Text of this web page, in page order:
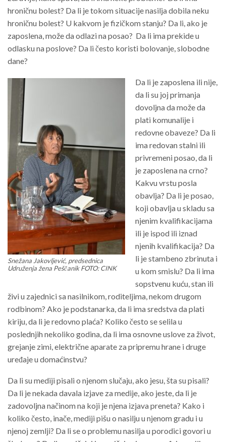
hroničnu bolest? Da li je tokom situacije nasilja dobila neku
hroničnu bolest? U kakvom je fizičkom stanju? Da li, ako je
zaposlena, može da odlazi na posao? Da li ima prekide u
odlasku na poslove? Da li često koristi bolovanje, slobodne
dane?
Snežana Jakovljević, predsednica
Udruženja žena Peščanik FOTO: CINK
Da li je zaposlena ili nije,
da li su joj primanja
dovoljna da može da
plati komunalije i
redovne obaveze? Da li
ima redovan stalni ili
privremeni posao, da li
je zaposlena na crno?
Kakvu vrstu posla
obavlja? Da li je posao,
koji obavlja u skladu sa
njenim kvalifikacijama
ili je ispod ili iznad
njenih kvalifikacija? Da
li je stambeno zbrinuta i
u kom smislu? Da li ima
sopstvenu kuću, stan ili
živi u zajednici sa nasilnikom, roditeljima, nekom drugom
rodbinom? Ako je podstanarka, da li ima sredstva da plati
kiriju, da li je redovno plaća? Koliko često se selila u
poslednjih nekoliko godina, da li ima osnovne uslove za život,
grejanje zimi, električne aparate za pripremu hrane i druge
uređaje u domaćinstvu?
Da li su mediji pisali o njenom slučaju, ako jesu, šta su pisali?
Da li je nekada davala izjave za medije, ako jeste, da li je
zadovoljna načinom na koji je njena izjava preneta? Kako i
koliko često, inače, mediji pišu o nasilju u njenom gradu i u
njenoj zemlji? Da li se o problemu nasilja u porodici govori u